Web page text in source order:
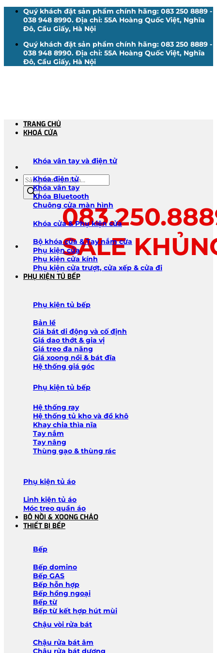
Quý khách đặt sản phẩm chính hãng: 083 250 8889 -
038 948 8990. Địa chỉ: 55A Hoàng Quốc Việt, Nghĩa
Đô, Cầu Giấy, Hà Nội
Quý khách đặt sản phẩm chính hãng: 083 250 8889 -
038 948 8990. Địa chỉ: 55A Hoàng Quốc Việt, Nghĩa
Đô, Cầu Giấy, Hà Nội
Tìm
kiếm
sản
phẩm
SALE
TRANG CHỦ
KHOÁ CỬA
Khóa vân tay và điện tử
Khóa điện tử
Khóa vân tay
Khóa Bluetooth
Chuông cửa màn hình
Khóa cửa & Phụ kiện cửa
Bộ khóa cửa & Tay nắm cửa
Phụ kiện cửa
Phụ kiện cửa kính
Phụ kiện cửa trượt, cửa xếp & cửa đi
PHỤ KIỆN TỦ BẾP
Phụ kiện tủ bếp
Bản lề
Giá bát di động và cố định
Giá dao thớt & gia vị
Giá treo đa năng
Giá xoong nồi & bát đĩa
Hệ thống giá góc
Phụ kiện tủ bếp
Hệ thống ray
Hệ thống tủ kho và đồ khô
Khay chia thìa nĩa
Tay nắm
Tay nâng
Thùng gạo & thùng rác
Phụ kiện tủ áo
Linh kiện tủ áo
Móc treo quần áo
BỘ NỒI & XOONG CHẢO
THIẾT BỊ BẾP
Bếp
Bếp domino
Bếp GAS
Bếp hỗn hợp
Bếp hồng ngoại
Bếp từ
Bếp từ kết hợp hút mùi
Chậu vòi rửa bát
Chậu rửa bát âm
Chậu rửa bát dương